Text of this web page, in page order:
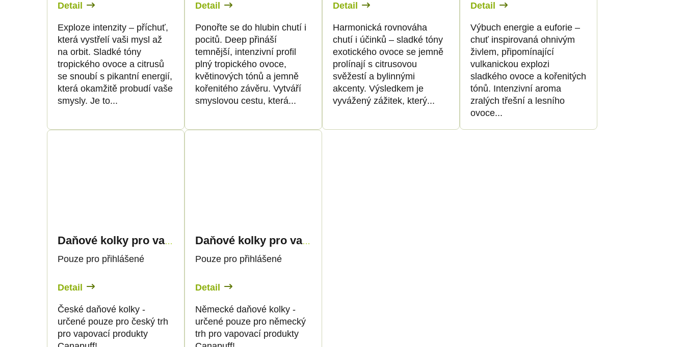
o
d
u
k
t
o
d
u
k
t
Detail
Exploze intenzity – příchuť,
která vystřelí vaši mysl až
na orbit. Sladké tóny
tropického ovoce a citrusů
se snoubí s pikantní energií,
která okamžitě probudí vaše
smysly. Je to...
Detail
Ponořte se do hlubin chutí i
pocitů. Deep přináší
temnější, intenzivní profil
plný tropického ovoce,
květinových tónů a jemně
kořenitého závěru. Vytváří
smyslovou cestu, která...
Detail
Harmonická rovnováha
chutí i účinků – sladké tóny
exotického ovoce se jemně
prolínají s citrusovou
svěžestí a bylinnými
akcenty. Výsledkem je
vyvážený zážitek, který...
Detail
Výbuch energie a euforie –
chuť inspirovaná ohnivým
živlem, připomínající
vulkanickou explozi
sladkého ovoce a kořenitých
tónů. Intenzivní aroma
zralých třešní a lesního
ovoce...
Daňové kolky pro vapovací produkty 1ml - pouze pro CZ zákazníky
Pouze pro přihlášené
Detail
České daňové kolky -
určené pouze pro český trh
pro vapovací produkty
Daňové kolky pro vapovací produkty 1ml - pouze pro DE!
Pouze pro přihlášené
Detail
Německé daňové kolky -
určené pouze pro německý
trh pro vapovací produkty